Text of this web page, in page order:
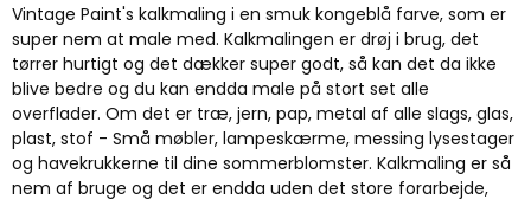
Vintage Paint's kalkmaling i en smuk kongeblå farve, som er
super nem at male med. Kalkmalingen er drøj i brug, det
tørrer hurtigt og det dækker super godt, så kan det da ikke
blive bedre og du kan endda male på stort set alle
overflader. Om det er træ, jern, pap, metal af alle slags, glas,
plast, stof - Små møbler, lampeskærme, messing lysestager
og havekrukkerne til dine sommerblomster. Kalkmaling er så
nem af bruge og det er endda uden det store forarbejde,